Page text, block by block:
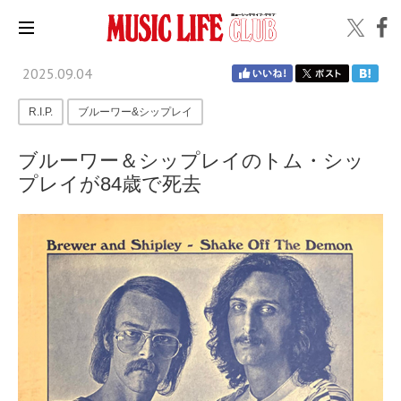
2025.09.04
R.I.P. ブルーワー&シップレイ
ブルーワー＆シップレイのトム・シッ
プレイが84歳で死去